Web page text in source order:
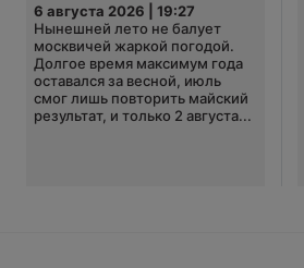
6 августа 2026 | 19:27
Нынешней лето не балует
москвичей жаркой погодой.
Долгое время максимум года
оставался за весной, июль
смог лишь повторить майский
результат, и только 2 августа...